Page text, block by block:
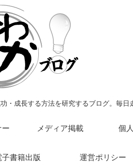
・成長する方法を研究するブログ。毎日
ー メディア掲載 個
子書籍出版 運営ポリシー